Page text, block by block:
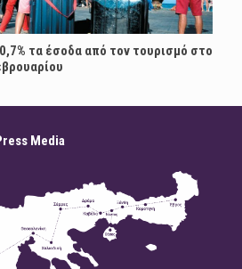
τα έσοδα από τον τουρισμό στο
Media